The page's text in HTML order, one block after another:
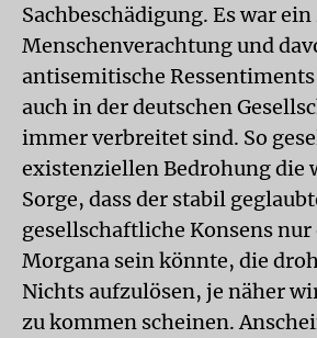
Sachbeschädigung. Es war
Menschenverachtung und
antisemitische Ressentiments
auch in der deutschen
immer verbreitet sind. So
existenziellen Bedrohung die
Sorge, dass der stabil
gesellschaftliche Konsens nur
Morgana sein könnte, die
Nichts aufzulösen, je näher
zu kommen scheinen.